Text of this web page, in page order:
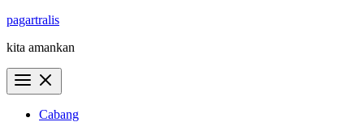
Skip
content
pagartralis
kita amankan
Cabang